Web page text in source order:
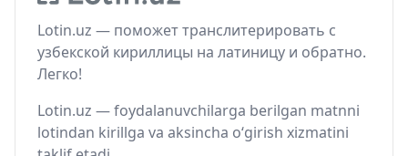
Lotin.uz — поможет транслитерировать с
узбекской кириллицы на латиницу и обратно.
Легко!
Lotin.uz — foydalanuvchilarga berilgan matnni
lotindan kirillga va aksincha o‘girish xizmatini